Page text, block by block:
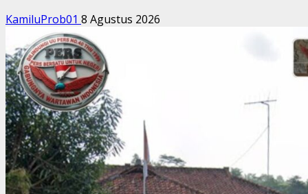
KamiluProb01 8 Agustus 2026